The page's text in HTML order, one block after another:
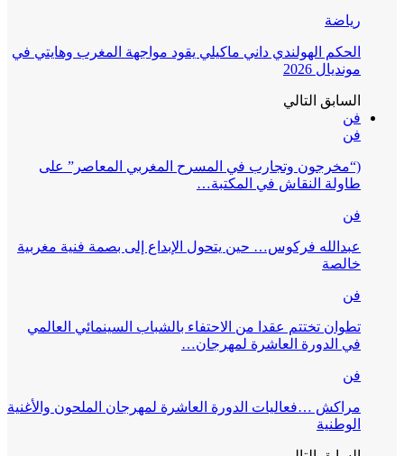
رياضة
الحكم الهولندي داني ماكيلي يقود مواجهة المغرب وهايتي في
مونديال 2026
السابق التالي
فن
فن
(“مخرجون وتجارب في المسرح المغربي المعاصر” على
طاولة النقاش في المكتبة…
فن
عبدالله فركوس… حين يتحول الإبداع إلى بصمة فنية مغربية
خالصة
فن
تطوان تختتم عقدا من الاحتفاء بالشباب السينمائي العالمي
في الدورة العاشرة لمهرجان…
فن
مراكش …فعاليات الدورة العاشرة لمهرجان الملحون والأغنية
الوطنية